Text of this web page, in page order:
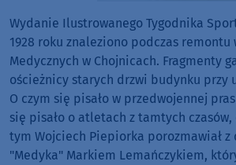
Wydanie Ilustrowanego Tygodnika
1928 roku znaleziono podczas remontu
Medycznych w Chojnicach. Fragmenty
ościeżnicy starych drzwi budynku przy
O czym się pisało w przedwojennej
się pisało o atletach z tamtych czasów,
tym Wojciech Piepiorka porozmawiał z
"Medyka" Markiem Lemańczykiem,